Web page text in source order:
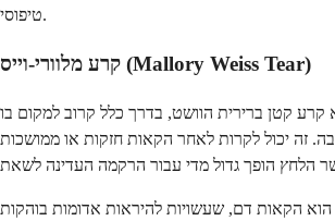
טיפוסי.
קרע מלוורי-וייס (Mallory Weiss Tear)
קרע קטן ברירית הוושט, בדרך כלל קרוב למקום בו
זה יכול לקרות לאחר הקאות חזקות או ממושכות
הקאות דם, שעשויות להיראות אדומות בוהקות